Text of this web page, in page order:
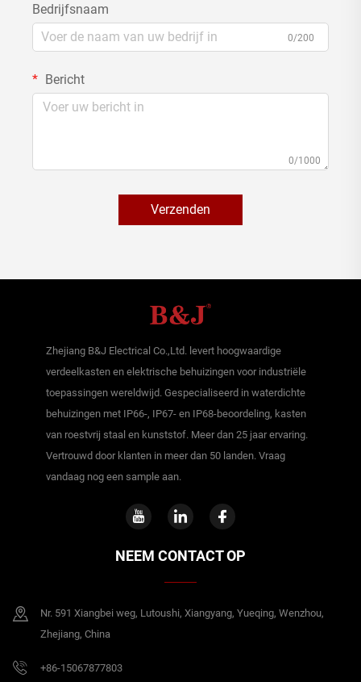
Bedrijfsnaam
0/200
Bericht
0/1000
Verzenden
Zhejiang B&J Electrical Co.,Ltd. levert hoogwaardige
verdeelkasten en elektrische behuizingen voor industriële
toepassingen wereldwijd. Gespecialiseerd in waterdichte
behuizingen met IP66-, IP67- en IP68-beoordeling, kasten
van roestvrij staal en kunststof. Meer dan 25 jaar ervaring.
Vertrouwd door klanten in meer dan 50 landen. Vraag
vandaag nog een sample aan.
NEEM CONTACT OP
Nr. 591 Xiangbei weg, Lutoushi, Xiangyang, Yueqing, Wenzhou,
Zhejiang, China
+86-15067877803